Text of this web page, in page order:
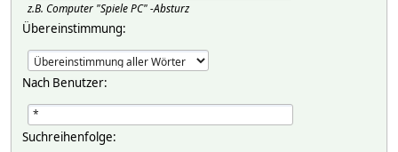
z.B. Computer "Spiele PC" -Absturz
Übereinstimmung:
Nach Benutzer:
Suchreihenfolge: